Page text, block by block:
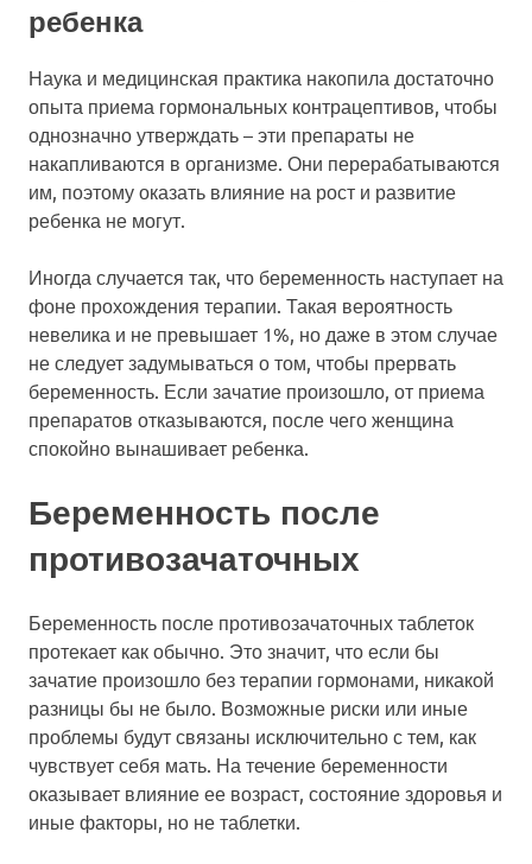
ребенка
Наука и медицинская практика накопила достаточно
опыта приема гормональных контрацептивов, чтобы
однозначно утверждать – эти препараты не
накапливаются в организме. Они перерабатываются
им, поэтому оказать влияние на рост и развитие
ребенка не могут.
Иногда случается так, что беременность наступает на
фоне прохождения терапии. Такая вероятность
невелика и не превышает 1%, но даже в этом случае
не следует задумываться о том, чтобы прервать
беременность. Если зачатие произошло, от приема
препаратов отказываются, после чего женщина
спокойно вынашивает ребенка.
Беременность после
противозачаточных
Беременность после противозачаточных таблеток
протекает как обычно. Это значит, что если бы
зачатие произошло без терапии гормонами, никакой
разницы бы не было. Возможные риски или иные
проблемы будут связаны исключительно с тем, как
чувствует себя мать. На течение беременности
оказывает влияние ее возраст, состояние здоровья и
иные факторы, но не таблетки.